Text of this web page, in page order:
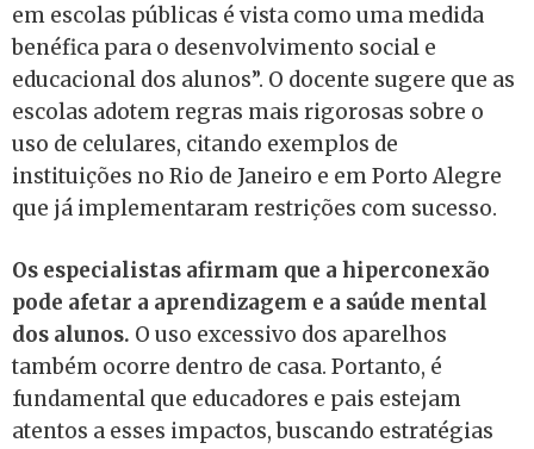
em escolas públicas é vista como uma medida
benéfica para o desenvolvimento social e
educacional dos alunos”. O docente sugere que as
escolas adotem regras mais rigorosas sobre o
uso de celulares, citando exemplos de
instituições no Rio de Janeiro e em Porto Alegre
que já implementaram restrições com sucesso.
Os especialistas afirmam que a hiperconexão
pode afetar a aprendizagem e a saúde mental
dos alunos. O uso excessivo dos aparelhos
também ocorre dentro de casa. Portanto, é
fundamental que educadores e pais estejam
atentos a esses impactos, buscando estratégias